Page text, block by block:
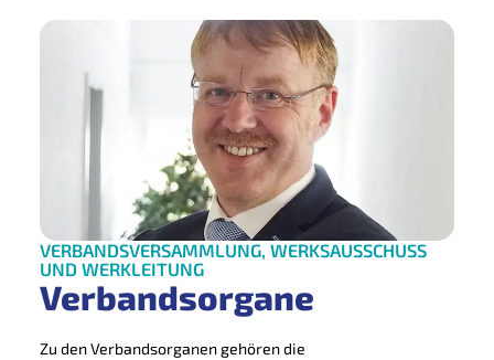
VERBANDSVERSAMMLUNG, WERKSAUSSCHUSS
UND WERKLEITUNG
Verbandsorgane
Zu den Verbandsorganen gehören die